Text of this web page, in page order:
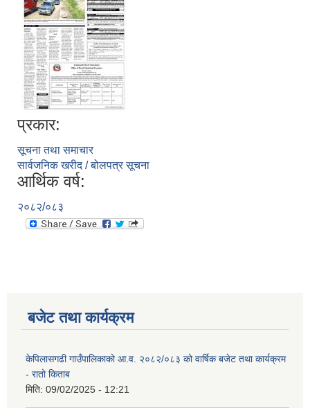
प्रकार:
सूचना तथा समाचार
सार्वजनिक खरीद / बोलपत्र सूचना
आर्थिक वर्ष:
२०८२/०८३
बजेट तथा कार्यक्रम
केपिलासगढी गाउँपालिकाको आ.व. २०८२/०८३ को वार्षिक बजेट तथा कार्यक्रम
- रातो किताब
मिति: 09/02/2025 - 12:21